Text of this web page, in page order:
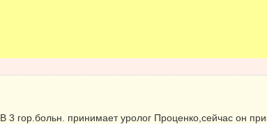
В 3 гор.больн. принимает уролог Проценко,сейчас он